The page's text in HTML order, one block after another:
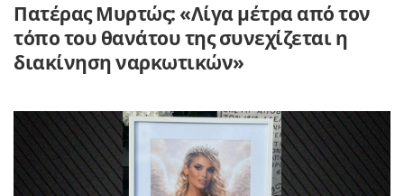
Πατέρας Μυρτώς: «Λίγα μέτρα από τον
τόπο του θανάτου της συνεχίζεται η
διακίνηση ναρκωτικών»